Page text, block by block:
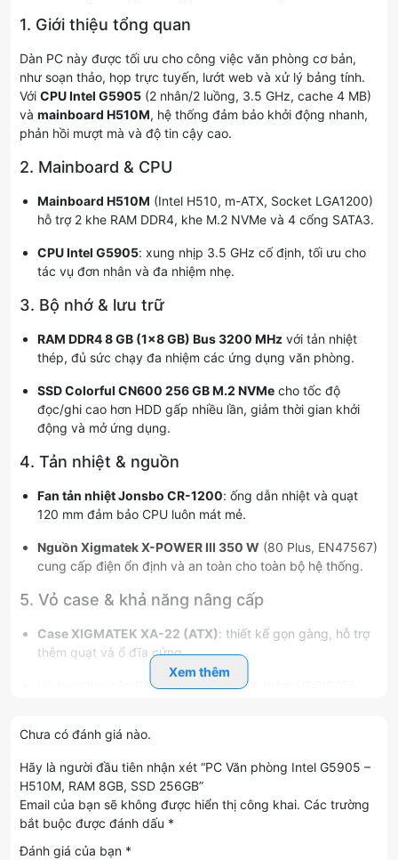
1. Giới thiệu tổng quan
Dàn PC này được tối ưu cho công việc văn phòng cơ bản,
như soạn thảo, họp trực tuyến, lướt web và xử lý bảng tính.
Với CPU Intel G5905 (2 nhân/2 luồng, 3.5 GHz, cache 4 MB)
và mainboard H510M, hệ thống đảm bảo khởi động nhanh,
phản hồi mượt mà và độ tin cậy cao.
2. Mainboard & CPU
Mainboard H510M (Intel H510, m-ATX, Socket LGA1200)
hỗ trợ 2 khe RAM DDR4, khe M.2 NVMe và 4 cổng SATA3.
CPU Intel G5905: xung nhịp 3.5 GHz cố định, tối ưu cho
tác vụ đơn nhân và đa nhiệm nhẹ.
3. Bộ nhớ & lưu trữ
RAM DDR4 8 GB (1×8 GB) Bus 3200 MHz với tản nhiệt
thép, đủ sức chạy đa nhiệm các ứng dụng văn phòng.
SSD Colorful CN600 256 GB M.2 NVMe cho tốc độ
đọc/ghi cao hơn HDD gấp nhiều lần, giảm thời gian khởi
động và mở ứng dụng.
4. Tản nhiệt & nguồn
Fan tản nhiệt Jonsbo CR-1200: ống dẫn nhiệt và quạt
120 mm đảm bảo CPU luôn mát mẻ.
Nguồn Xigmatek X-POWER III 350 W (80 Plus, EN47567)
cung cấp điện ổn định và an toàn cho toàn bộ hệ thống.
5. Vỏ case & khả năng nâng cấp
Case XIGMATEK XA-22 (ATX): thiết kế gọn gàng, hỗ trợ
thêm quạt và ổ đĩa cứng.
Hỗ trợ nâng cấp RAM lên 16 GB và lắp thêm HDD/SATA.
Độ ổn định cao nhờ linh kiện chuẩn công nghiệp.
Khởi động & load ứng dụng nhanh
Tiết kiệm điện năng
Xem thêm
Chưa có đánh giá nào.
Hãy là người đầu tiên nhận xét “PC Văn phòng Intel G5905 –
H510M, RAM 8GB, SSD 256GB”
Email của bạn sẽ không được hiển thị công khai. Các trường
bắt buộc được đánh dấu *
Đánh giá của bạn *